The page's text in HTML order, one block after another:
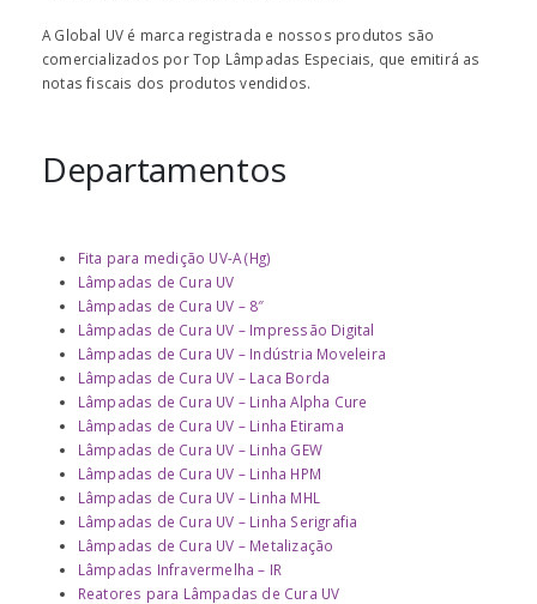
A Global UV é marca registrada e nossos produtos são
comercializados por Top Lâmpadas Especiais, que emitirá as
notas fiscais dos produtos vendidos.
Departamentos
Fita para medição UV-A (Hg)
Lâmpadas de Cura UV
Lâmpadas de Cura UV – 8″
Lâmpadas de Cura UV – Impressão Digital
Lâmpadas de Cura UV – Indústria Moveleira
Lâmpadas de Cura UV – Laca Borda
Lâmpadas de Cura UV – Linha Alpha Cure
Lâmpadas de Cura UV – Linha Etirama
Lâmpadas de Cura UV – Linha GEW
Lâmpadas de Cura UV – Linha HPM
Lâmpadas de Cura UV – Linha MHL
Lâmpadas de Cura UV – Linha Serigrafia
Lâmpadas de Cura UV – Metalização
Lâmpadas Infravermelha – IR
Reatores para Lâmpadas de Cura UV